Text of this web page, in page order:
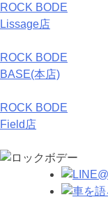
ROCK BODE
Lissage店
ROCK BODE
BASE(本店)
ROCK BODE
Field店